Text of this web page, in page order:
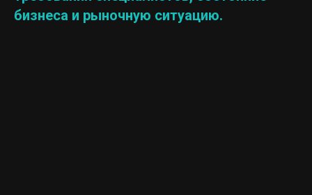
бизнеса и рыночную ситуацию.